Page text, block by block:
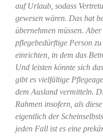
auf Urlaub, sodass
gewesen wären. Das hat
übernehmen müssen.
pflegebedürftige Person
einrichten, in dem das
Und leisten könnte sich
gibt es vielfältige
dem Ausland vermitteln.
Rahmen insofern, als
eigentlich der
jeden Fall ist es eine